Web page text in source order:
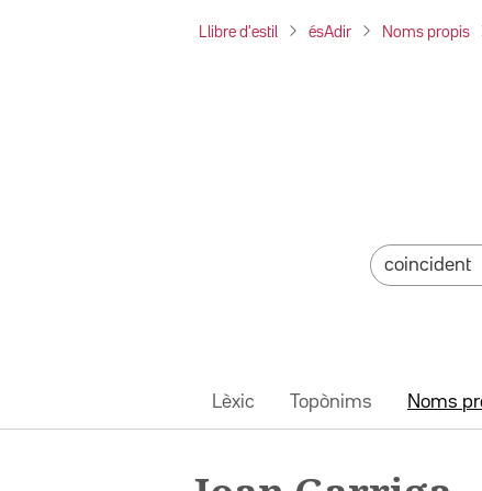
Llibre d'estil ésAdir Noms propis
Lèxic Topònims Noms